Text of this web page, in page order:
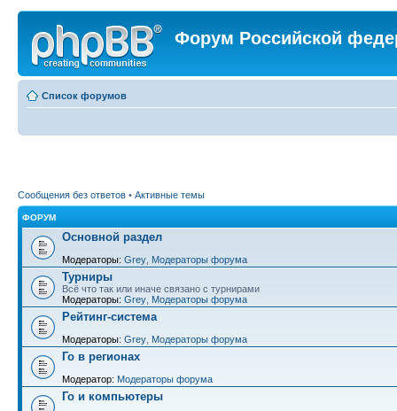
Форум Российской
Список форумов
Сообщения без ответов • Активные темы
ФОРУМ
Основной раздел
Модераторы: Grey Модераторы форума
Турниры
Всё что так или иначе связано с турнирами
Модераторы: Grey Модераторы форума
Рейтинг-система
Модераторы: Grey Модераторы форума
Го в регионах
Модератор: Модераторы форума
Го и компьютеры